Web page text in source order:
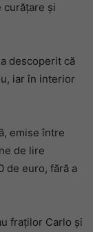
curățare și
descoperit că
iar în interior
emise între
de lire
de euro, fără a
fraților Carlo și